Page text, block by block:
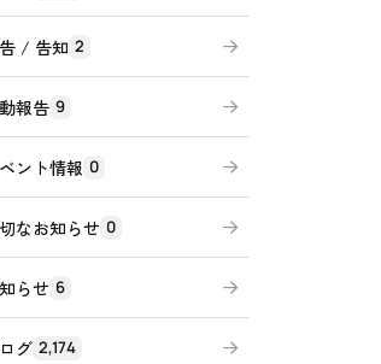
者向けの部屋を借りたい
って介護、リハビリを受けたい
車いす・ベッド等）を利用したい
処遇改善加算について
福祉リンク集
/ 告知 2
報告 9
ント情報 0
なお知らせ 0
らせ 6
グ 2,174